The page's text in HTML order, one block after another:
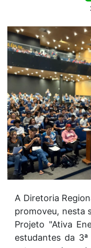
A Diretoria
promoveu, nesta
Projeto "Ativa
estudantes da